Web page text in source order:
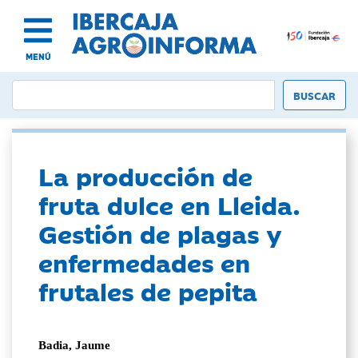
MENÚ
La producción de
fruta dulce en Lleida.
Gestión de plagas y
enfermedades en
frutales de pepita
Badia, Jaume